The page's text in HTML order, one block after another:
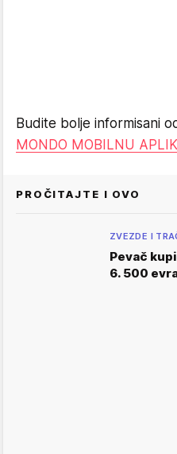
Budite bolje informisani
MONDO MOBILNU
PROČITAJTE I OVO
ZVEZDE I
Pevač
6. 500